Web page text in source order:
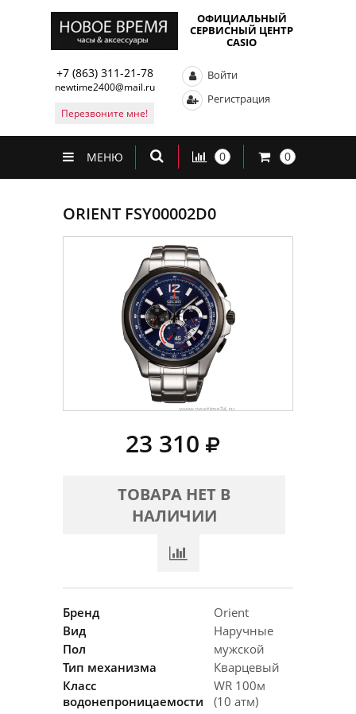
ОФИЦИАЛЬНЫЙ
СЕРВИСНЫЙ ЦЕНТР
CASIO
+7 (863) 311-21-78
newtime2400@mail.ru
Перезвоните мне!
Войти
Регистрация
МЕНЮ 0 0
ORIENT FSY00002D0
23 310
ТОВАРА НЕТ В
НАЛИЧИИ
Бренд
Orient
Вид
Наручные
Пол
мужской
Тип механизма
Кварцевый
Класс
водонепроницаемости
WR 100м
(10 атм)